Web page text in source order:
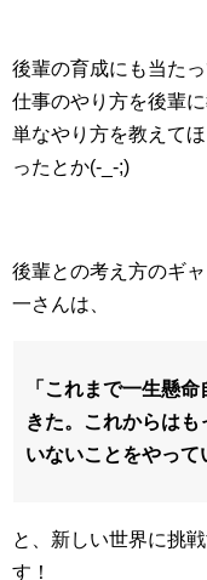
後輩の育成にも当た
仕事のやり方を後輩
単なやり方を教えて
ったとか(-_-;)
後輩との考え方のギ
一さんは、
「これまで一生懸
きた。これからは
いないことをやって
と、新しい世界に挑
す！